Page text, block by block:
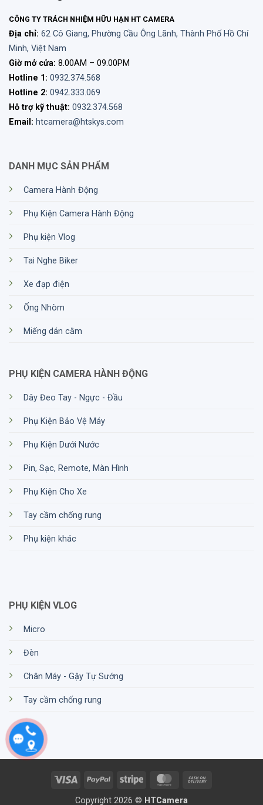
CÔNG TY TRÁCH NHIỆM HỮU HẠN HT CAMERA
Địa chỉ: 62 Cô Giang, Phường Cầu Ông Lãnh, Thành Phố Hồ Chí
Minh, Việt Nam
Giờ mở cửa: 8.00AM – 09.00PM
Hotline 1: 0932.374.568
Hotline 2: 0942.333.069
Hỗ trợ kỹ thuật: 0932.374.568
Email: htcamera@htskys.com
DANH MỤC SẢN PHẨM
Camera Hành Động
Phụ Kiện Camera Hành Động
Phụ kiện Vlog
Tai Nghe Biker
Xe đạp điện
Ống Nhòm
Miếng dán cằm
PHỤ KIỆN CAMERA HÀNH ĐỘNG
Dây Đeo Tay - Ngực - Đầu
Phụ Kiện Bảo Vệ Máy
Phụ Kiện Dưới Nước
Pin, Sạc, Remote, Màn Hình
Phụ Kiện Cho Xe
Tay cầm chống rung
Phụ kiện khác
PHỤ KIỆN VLOG
Micro
Đèn
Chân Máy - Gậy Tự Sướng
Tay cầm chống rung
Visa PayPal Stripe MasterCard
Copyright 2026 © HTCamera